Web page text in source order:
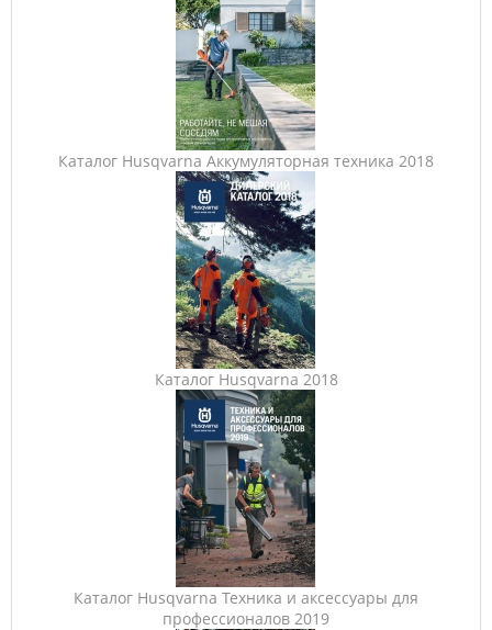
Каталог Husqvarna Аккумуляторная техника 2018
Каталог Husqvarna 2018
Каталог Husqvarna Техника и аксессуары для
профессионалов 2019